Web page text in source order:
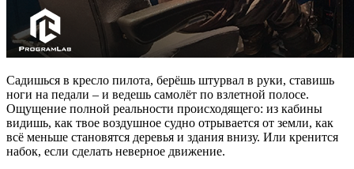
Садишься в кресло пилота, берёшь штурвал в руки, ставишь
ноги на педали – и ведешь самолёт по взлетной полосе.
Ощущение полной реальности происходящего: из кабины
видишь, как твое воздушное судно отрывается от земли, как
всё меньше становятся деревья и здания внизу. Или кренится
набок, если сделать неверное движение.